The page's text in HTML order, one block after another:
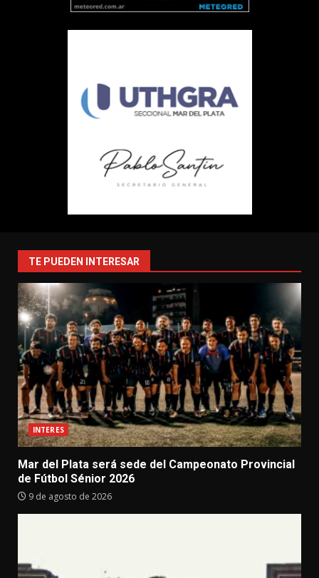
TE PUEDEN INTERESAR
INTERES
Mar del Plata será sede del Campeonato Provincial
de Fútbol Sénior 2026
9 de agosto de 2026